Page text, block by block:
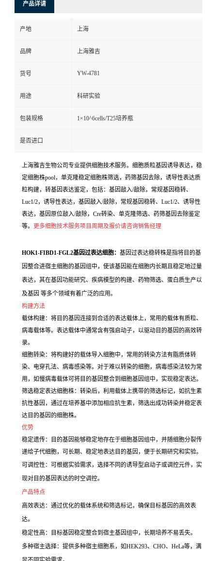
产品详请
产地 上海
品牌 上海雅吉
货号 YW-4781
用途 科研实验
包装规格 1×10^6cells/T25培养瓶
是否进口
上海雅吉生物公司专业提供细胞技术服务。细胞质粒基因诱导表达，稳
定细胞株pool，单克隆稳定细胞株筛选，药筛基因去除，诱导性表达质
粒构建，转基因表达鉴定，包括：基因敲入/敲除，常规基因稳转、
Luc1/2，诱导性表达，基因敲入/敲除，常规基因稳转、Luc1/2、诱导性
表达，基因原位敲入/敲除，Cre转染、单克隆筛选、药筛基因去除鉴定
等。 更多细胞技术服务项目周期及报价请咨询销售经理
HOK1-FIBD1-FGL2基因过表达细胞： 基因过表达稳转株是指将目的基
因整合进宿主细胞的基因组中，使该基因能在细胞内长期且稳定地过量
表达，其在基因功能研究、疾病模型的构建、药物筛选、蛋白质生产以
及基因 等多个领域有着广泛的应用。
构建方法
载体构建：将目的基因连接到合适的表达载体上，常用的载体有质粒、
病毒载体等。表达载体中通常含有强启动子，以驱动目的基因的高效转
录。
细胞转染：将构建好的载体导入细胞中，常用的转染方法有脂质体转
染、电穿孔法、病毒感染等。对于难以转染的细胞，病毒感染法较为常
用，如慢病毒载体可将目的基因整合到细胞基因组中，实现稳定表达。
筛选稳定表达细胞株：转染后，利用载体上携带的筛选标记，如抗生素
抗性基因，通过在培养基中添加相应抗生素，筛选出成功转染并稳定表
达目的基因的细胞株。
优势
稳定遗传：目的基因能够稳定地存在于细胞基因组中，并随细胞分裂传
递给子代细胞，可长期、稳定地表达目的基因，便于长期研究和实验。
可调控性：可根据实验需求，选择不同的诱导型启动子或调控元件，实
现对目的基因表达的时空调控。
产品特点
高效表达：通过优化的载体系统和筛选标记，确保目标基因的高效表
达。
稳定性高：目标基因稳定整合到宿主基因组中，长期培养不易丢失。
多种宿主选择：提供多种宿主细胞系，如HEK293、CHO、HeLa等，满